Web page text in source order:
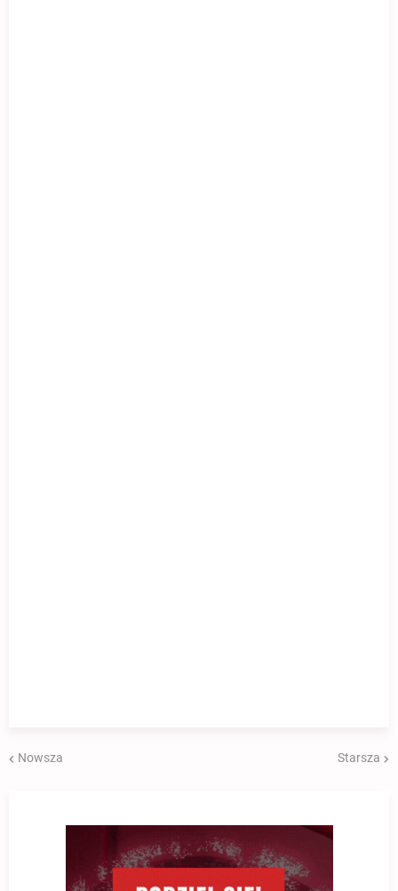
Nowsza Starsza